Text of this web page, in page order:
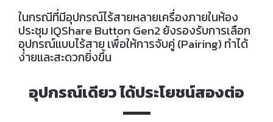
ในกรณีที่มีอุปกรณ์ไร้สายหลายเครื่องภายในห้อง
ประชุม IQShare Button Gen2 ยังรองรับการเลือก
อุปกรณ์แบบไร้สาย เพื่อให้การจับคู่ (Pairing) ทำได้
ง่ายและสะดวกยิ่งขึ้น
อุปกรณ์เดียว ได้ประโยชน์สองต่อ